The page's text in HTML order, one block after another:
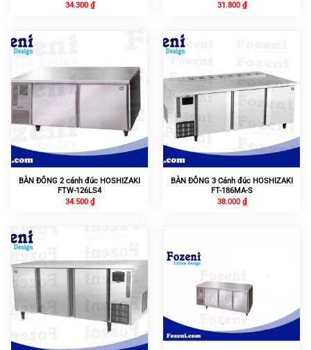
34.300 ₫
31.800 ₫
BÀN ĐÔNG 2 cánh đúc HOSHIZAKI
FTW-126LS4
34.500 ₫
BÀN ĐÔNG 3 Cánh đúc HOSHIZAKI
FT-186MA-S
38.000 ₫